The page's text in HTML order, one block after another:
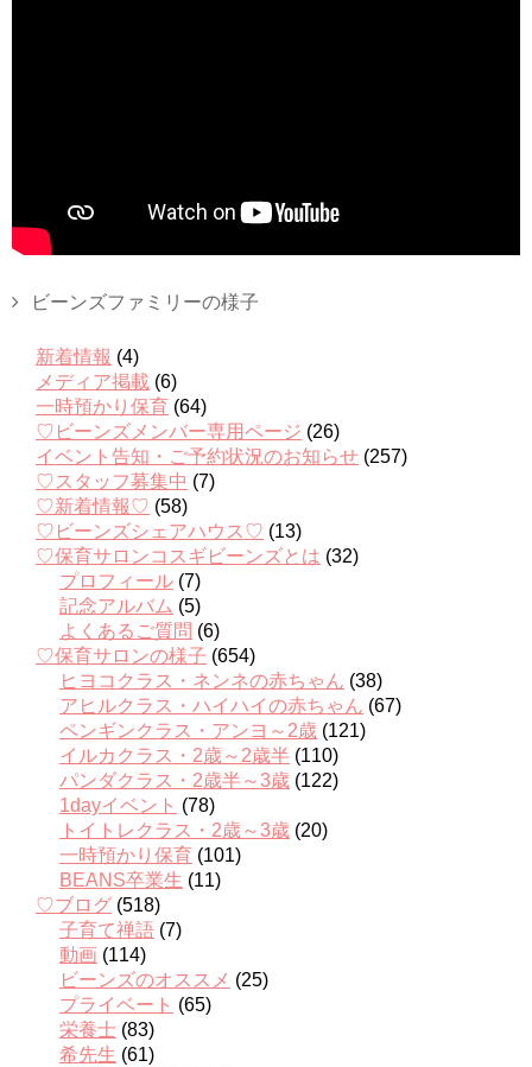
ビーンズファミリーの様子
新着情報 (4)
メディア掲載 (6)
一時預かり保育 (64)
♡ビーンズメンバー専用ページ (26)
イベント告知・ご予約状況のお知らせ (257)
♡スタッフ募集中 (7)
♡新着情報♡ (58)
♡ビーンズシェアハウス♡ (13)
♡保育サロンコスギビーンズとは (32)
プロフィール (7)
記念アルバム (5)
よくあるご質問 (6)
♡保育サロンの様子 (654)
ヒヨコクラス・ネンネの赤ちゃん (38)
アヒルクラス・ハイハイの赤ちゃん (67)
ペンギンクラス・アンヨ～2歳 (121)
イルカクラス・2歳～2歳半 (110)
パンダクラス・2歳半～3歳 (122)
1dayイベント (78)
トイトレクラス・2歳～3歳 (20)
一時預かり保育 (101)
BEANS卒業生 (11)
♡ブログ (518)
子育て禅語 (7)
動画 (114)
ビーンズのオススメ (25)
プライベート (65)
栄養士 (83)
希先生 (61)